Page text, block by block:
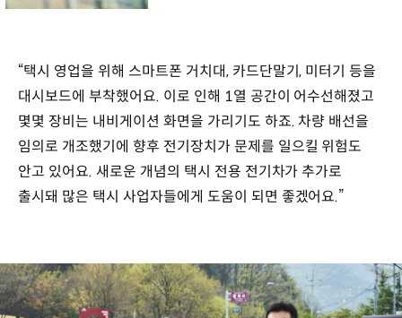
“택시 영업을 위해 스마트폰 거치대, 카드단말기, 미터기 등을
대시보드에 부착했어요. 이로 인해 1열 공간이 어수선해졌고
몇몇 장비는 내비게이션 화면을 가리기도 하죠. 차량 배선을
임의로 개조했기에 향후 전기장치가 문제를 일으킬 위험도
안고 있어요. 새로운 개념의 택시 전용 전기차가 추가로
출시돼 많은 택시 사업자들에게 도움이 되면 좋겠어요.”